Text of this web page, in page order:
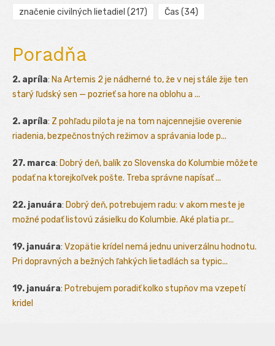
značenie civilných lietadiel (217) Čas (34)
Poradňa
2. apríla: Na Artemis 2 je nádherné to, že v nej stále žije ten
starý ľudský sen — pozrieť sa hore na oblohu a ...
2. apríla: Z pohľadu pilota je na tom najcennejšie overenie
riadenia, bezpečnostných režimov a správania lode p...
27. marca: Dobrý deň, balík zo Slovenska do Kolumbie môžete
podať na ktorejkoľvek pošte. Treba správne napísať ...
22. januára: Dobrý deň, potrebujem radu: v akom meste je
možné podať listovú zásielku do Kolumbie. Aké platia pr...
19. januára: Vzopätie krídel nemá jednu univerzálnu hodnotu.
Pri dopravných a bežných ľahkých lietadlách sa typic...
19. januára: Potrebujem poradiť kolko stupňov ma vzepetí
kridel